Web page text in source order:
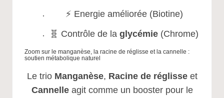
⚡ Energie améliorée (Biotine)
🧬 Contrôle de la glycémie (Chrome)
Zoom sur le manganèse, la racine de réglisse et la cannelle :
soutien métabolique naturel
Le trio Manganèse, Racine de réglisseet
Cannelleagit comme un booster pour le